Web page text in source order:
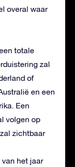
overal waar
totale
zal
of
en een
Een
volgen op
zichtbaar
het jaar